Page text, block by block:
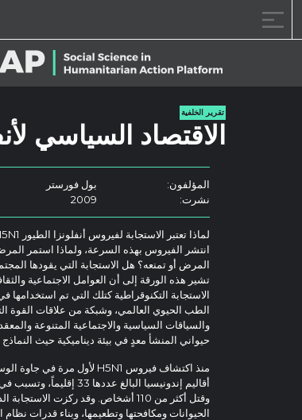
تقرير الخلفية
الاقتصاد السياسي
المؤلفون:
بول فورستر
نشرت:
2009
انتشر الفيروس بهذه السرعة، ولماذا استمر
المرض أو تمنعه؟ هل الاستجابة التي يقودها
تشير هذه الورقة إلى أن العوامل الاجتماعية
الاستجابة التكنوقراطية كتلك التي تم
الطب الحيوي العالمي، وشبكة من علاقات القوة
والسياقات السياسية والاجتماعية المتنوعة
حيواني المنشأ معدٍ في بيئة ديناميكية حيث النماذج
الحيوانات ومكافحتها وتطعيمها، وبناء قدرات نظام